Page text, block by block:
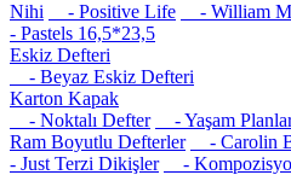
Nihi
- Positive Life - William
- Pastels 16,5*23,5
Eskiz Defteri
- Beyaz Eskiz Defteri
Karton Kapak
- Noktalı Defter
- Yaşam
Ram Boyutlu Defterler
- Carolin
- Just Terzi Dikişler
-